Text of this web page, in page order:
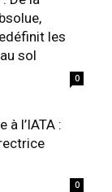
les
sol
0
à l’IATA :
0